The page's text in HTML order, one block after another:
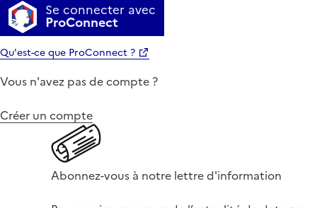
Se connecter avec
ProConnect
Qu'est-ce que ProConnect ?
Vous n'avez pas de compte ?
Créer un compte
Abonnez-vous à notre lettre d'information